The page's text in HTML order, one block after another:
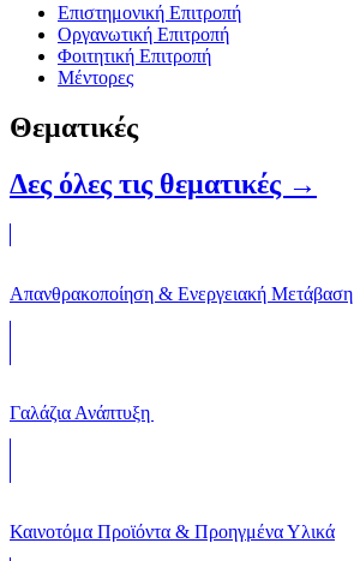
Επιστημονική Επιτροπή
Οργανωτική Επιτροπή
Φοιτητική Επιτροπή
Μέντορες
Θεματικές
Δες όλες τις θεματικές →
Απανθρακοποίηση & Ενεργειακή Μετάβαση
Γαλάζια Ανάπτυξη
Καινοτόμα Προϊόντα & Προηγμένα Υλικά